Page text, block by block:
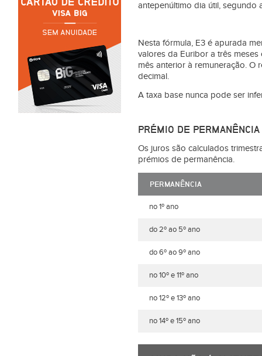
antepenúltimo dia útil, segundo
Nesta fórmula, E3 é apurada
valores da Euribor a três
mês anterior à remuneração. O
decimal.
A taxa base nunca pode ser
PRÉMIO DE PERMANÊNCIA
Os juros são calculados
prémios de permanência.
PERMANÊNCIA
no 1º ano
do 2º ao 5º ano
do 6º ao 9º ano
no 10º e 11º ano
no 12º e 13º ano
no 14º e 15º ano